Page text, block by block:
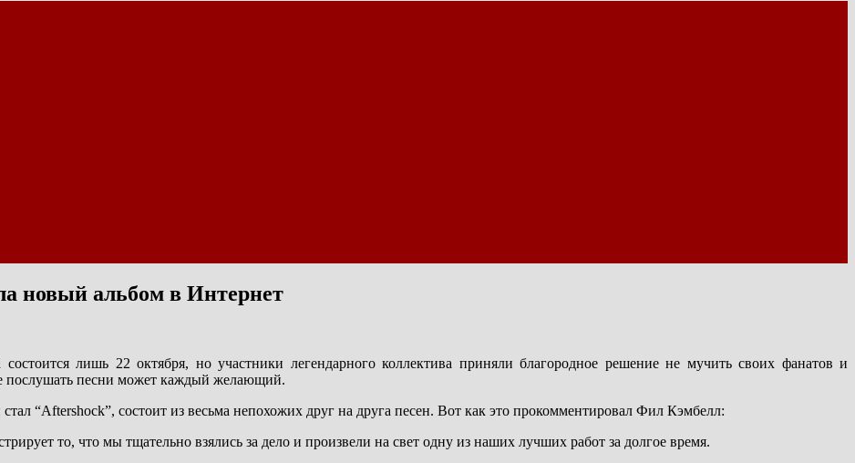
новый альбом в Интернет
лишь 22 октября, но участники легендарного коллектива приняли благородное решение не мучить своих фанатов и
послушать песни может каждый желающий.
“Aftershock”, состоит из весьма непохожих друг на друга песен. Вот как это прокомментировал Фил Кэмбелл:
то, что мы тщательно взялись за дело и произвели на свет одну из наших лучших работ за долгое время.